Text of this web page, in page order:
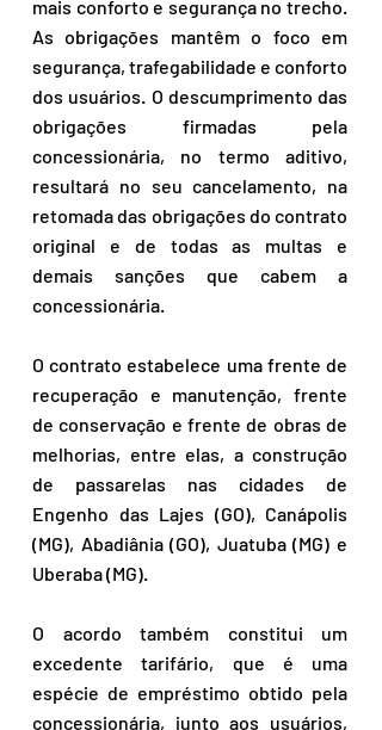
mais conforto e segurança no trecho.
As obrigações mantêm o foco em
segurança, trafegabilidade e conforto
dos usuários. O descumprimento das
obrigações firmadas pela
concessionária, no termo aditivo,
resultará no seu cancelamento, na
retomada das obrigações do contrato
original e de todas as multas e
demais sanções que cabem a
concessionária.
O contrato estabelece uma frente de
recuperação e manutenção, frente
de conservação e frente de obras de
melhorias, entre elas, a construção
de passarelas nas cidades de
Engenho das Lajes (GO), Canápolis
(MG), Abadiânia (GO), Juatuba (MG) e
Uberaba (MG).
O acordo também constitui um
excedente tarifário, que é uma
espécie de empréstimo obtido pela
concessionária, junto aos usuários,